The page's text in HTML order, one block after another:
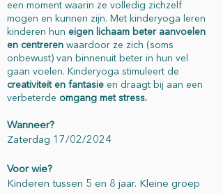
een moment waarin ze volledig zichzelf
mogen en kunnen zijn. Met kinderyoga leren
kinderen hun eigen lichaam beter aanvoelen
en centreren waardoor ze zich (soms
onbewust) van binnenuit beter in hun vel
gaan voelen. Kinderyoga stimuleert de
creativiteit en fantasie en draagt bij aan een
verbeterde omgang met stress.
Wanneer?
Zaterdag 17/02/2024
Voor wie?
Kinderen tussen 5 en 8 jaar. Kleine groep